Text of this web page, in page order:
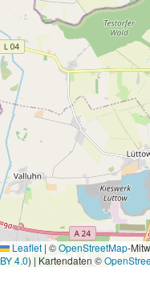
Leaflet | ©OpenStreetMap-
BY 4.0) | Kartendaten ©